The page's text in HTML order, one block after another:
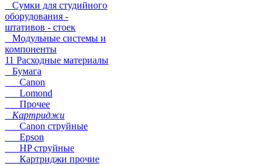
Сумки для студийного
оборудования -
штативов - стоек
Модульные системы и
компоненты
11 Расходные материалы
Бумага
Canon
Lomond
Прочее
Картриджи
Canon струйные
Epson
HP струйные
Картриджи прочие